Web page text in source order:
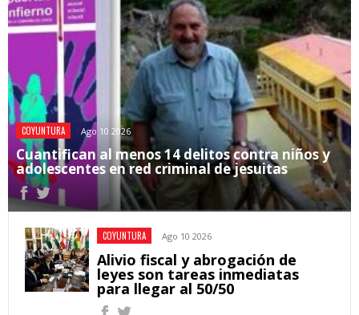
COYUNTURA Ago 10 2026
Cuantifican al menos 14 delitos contra niños y
adolescentes en red criminal de jesuitas
COYUNTURA Ago 10 2026
Alivio fiscal y abrogación de
leyes son tareas inmediatas
para llegar al 50/50